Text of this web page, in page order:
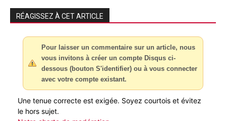
RÉAGISSEZ À CET ARTICLE
Pour laisser un commentaire sur un article, nous
vous invitons à créer un compte Disqus ci-
dessous (bouton S'identifier) ou à vous connecter
avec votre compte existant.
Une tenue correcte est exigée. Soyez courtois et évitez
le hors sujet.